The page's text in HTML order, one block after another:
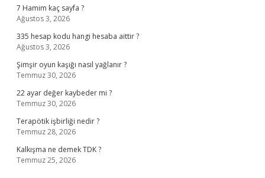
7 Hamim kaç sayfa ?
Ağustos 3, 2026
335 hesap kodu hangi hesaba aittir ?
Ağustos 3, 2026
Şimşir oyun kaşığı nasıl yağlanır ?
Temmuz 30, 2026
22 ayar değer kaybeder mi ?
Temmuz 30, 2026
Terapötik işbirliği nedir ?
Temmuz 28, 2026
Kalkışma ne demek TDK ?
Temmuz 25, 2026